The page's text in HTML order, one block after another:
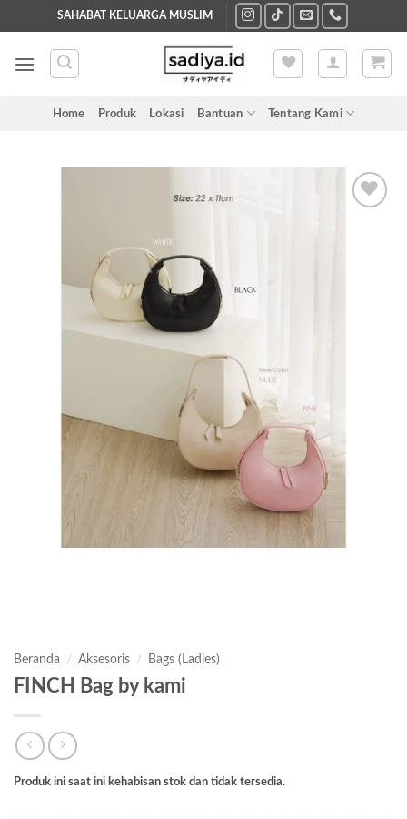
to
content
SAHABAT KELUARGA MUSLIM
Home Produk Lokasi Bantuan Tentang Kami
Beranda / Aksesoris / Bags (Ladies)
FINCH Bag by kami
Produk ini saat ini kehabisan stok dan tidak tersedia.